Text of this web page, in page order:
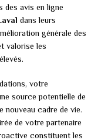
des avis en ligne
dans leurs
générale des
valorise les
votre
source potentielle de
cadre de vie.
de votre partenaire
constituent les